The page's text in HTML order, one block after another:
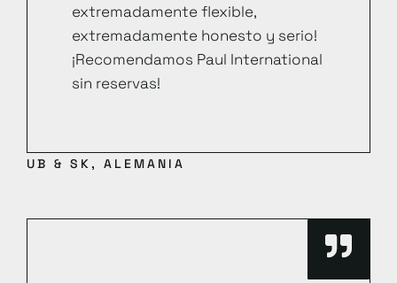
extremadamente flexible,
extremadamente honesto y serio!
¡Recomendamos Paul International
sin reservas!
UB & SK, ALEMANIA